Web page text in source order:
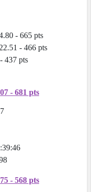
- 665 pts
01:22.51 - 466 pts
- 437 pts
- 681 pts
- 568 pts